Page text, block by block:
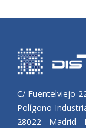
C/ Fuentelviejo
Polígono
28022 - Madrid -